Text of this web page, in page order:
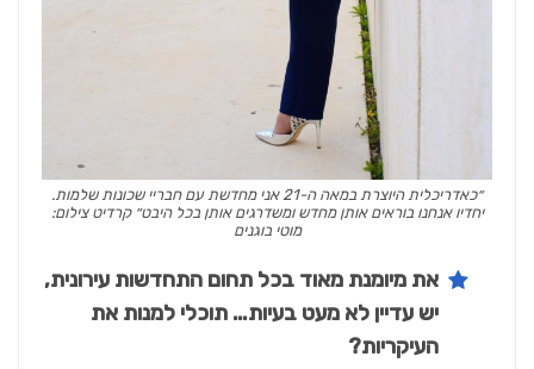
״כאדריכלית היוצרת במאה ה-21 אני מחדשת עם חבריי שכונות שלמות.
יחדיו אנחנו בוראים אותן מחדש ומשדרגים אותן בכל היבט״ קרדיט צילום:
מוטי בוגנים
את מיומנת מאוד בכל תחום התחדשות עירונית,
יש עדיין לא מעט בעיות… תוכלי למנות את
העיקריות?